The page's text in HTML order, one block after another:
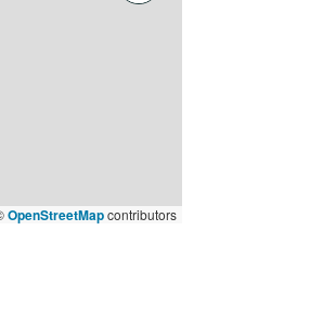
OpenStreetMapcontributors